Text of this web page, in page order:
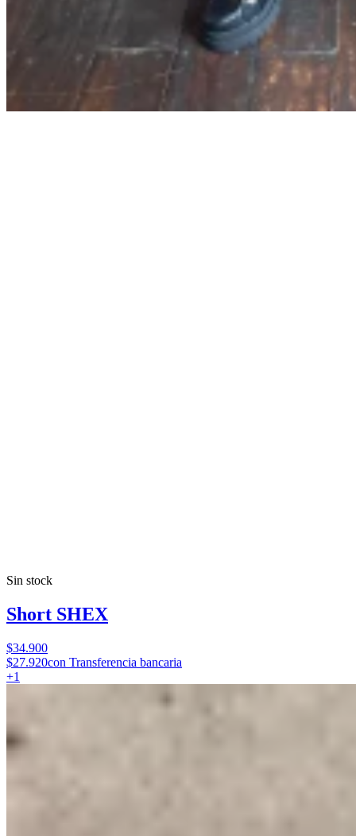
Sin stock
Short SHEX
$34.900
$27.920con Transferencia bancaria
+1